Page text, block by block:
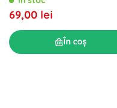
69,00 lei
În coș